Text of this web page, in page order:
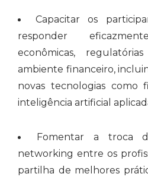
Capacitar os
responder
econômicas,
ambiente financeiro,
novas tecnologias como
inteligência artificial
Fomentar a troca
networking entre os
partilha de melhores